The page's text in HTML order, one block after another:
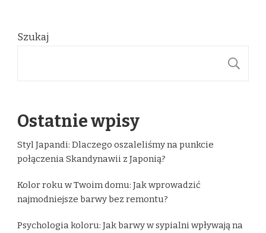
Szukaj
Ostatnie wpisy
Styl Japandi: Dlaczego oszaleliśmy na punkcie
połączenia Skandynawii z Japonią?
Kolor roku w Twoim domu: Jak wprowadzić
najmodniejsze barwy bez remontu?
Psychologia koloru: Jak barwy w sypialni wpływają na